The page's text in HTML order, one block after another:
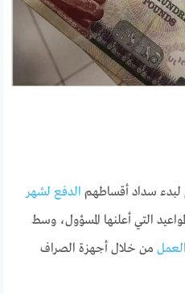
لبدء سداد أقساطهم الدفع لشهر
التي أعلنها المسؤول، وسط
من خلال أجهزة الصراف